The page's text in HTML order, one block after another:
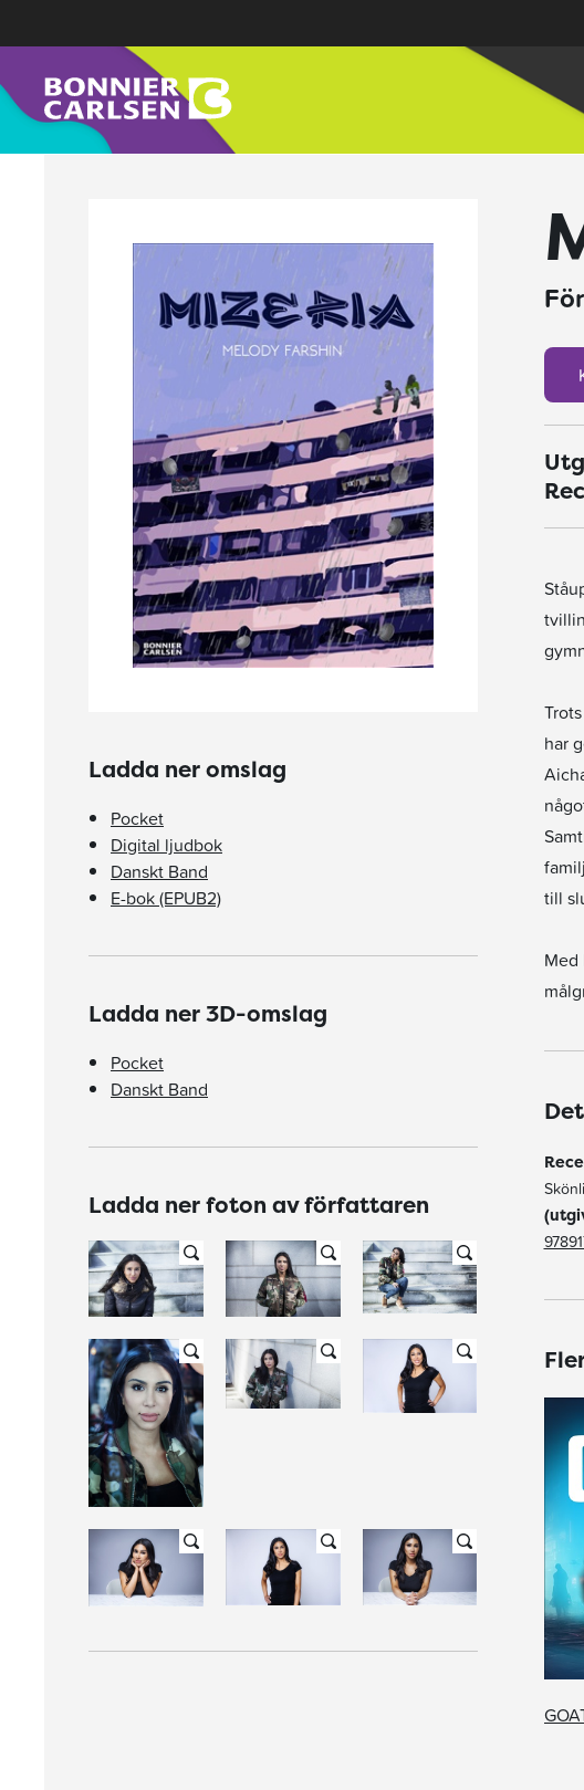
Ladda ner omslag
Pocket
Digital ljudbok
Danskt Band
E-bok (EPUB2)
Ladda ner 3D-omslag
Pocket
Danskt Band
Ladda ner foton av författaren
har
till
Med